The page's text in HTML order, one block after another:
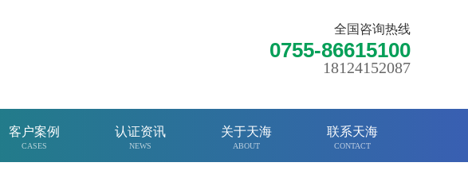
全国咨询热线
0755-86615100
18124152087
客户案例
CASES
认证资讯
NEWS
关于天海
ABOUT
联系天海
CONTACT